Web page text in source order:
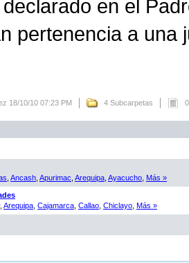
en el
pertenencia a una
18/10/10 07:23 PM 4 Subcarpetas
Ancash Apurimac Arequipa Ayacucho Más »
, Arequipa Cajamarca Callao Chiclayo Más »